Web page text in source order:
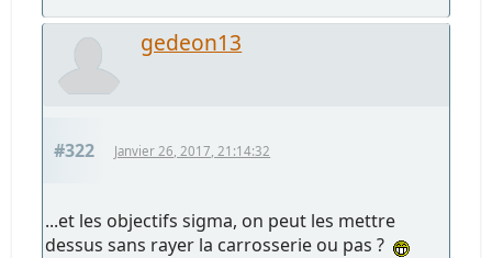
gedeon13
#322 Janvier 26, 2017, 21:14:32
...et les objectifs sigma, on peut les mettre
dessus sans rayer la carrosserie ou pas ?